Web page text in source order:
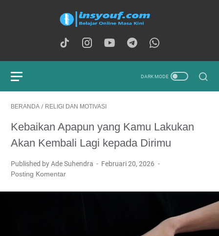
BERANDA / RELIGI DAN MOTIVASI
Kebaikan Apapun yang Kamu Lakukan
Akan Kembali Lagi kepada Dirimu
Published by Ade Suhendra
Februari 20, 2026
Posting Komentar